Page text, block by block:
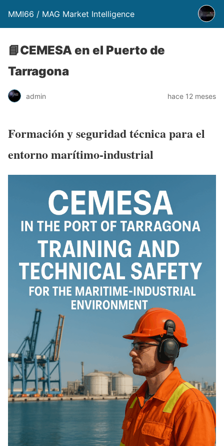
MMI66 / MAG Market Intelligence
📘CEMESA en el Puerto de
Tarragona
admin hace 12 meses
Formación y seguridad técnica para el
entorno marítimo-industrial